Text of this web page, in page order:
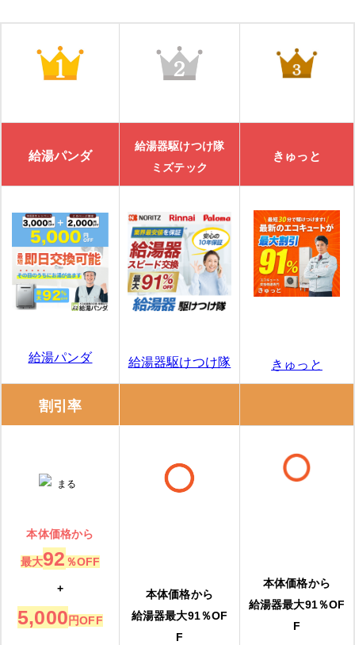
給湯パンダ
給湯器駆けつけ隊
ミズテック
きゅっと
給湯パンダ 給湯器駆けつけ隊 きゅっと
割引率
本体価格から
最大92 ％OFF
+
5,000円OFF
本体価格から
給湯器最大91％OF
F
本体価格から
給湯器最大91％OF
F